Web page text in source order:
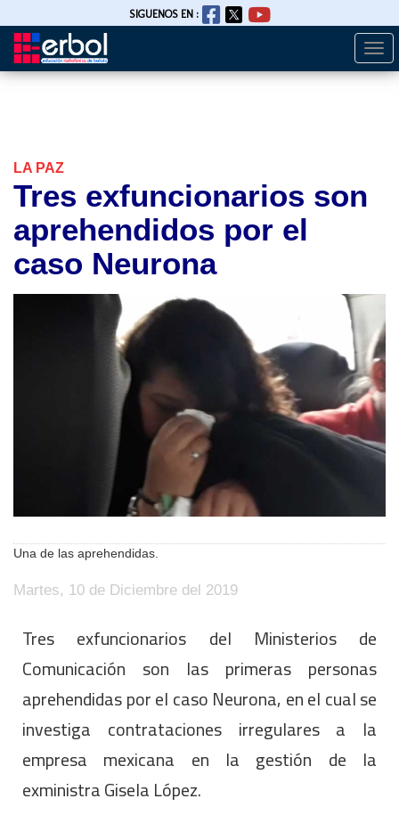
Pasar
SIGUENOS EN :
LA PAZ
Tres exfuncionarios son
aprehendidos por el
caso Neurona
Una de las aprehendidas.
Martes, 10 de Diciembre del 2019
Tres exfuncionarios del Ministerios de
Comunicación son las primeras personas
aprehendidas por el caso Neurona, en el cual se
investiga contrataciones irregulares a la
empresa mexicana en la gestión de la
exministra Gisela López.